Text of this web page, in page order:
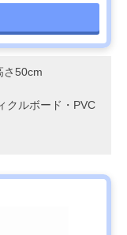
さ50cm
クルボード・PVC